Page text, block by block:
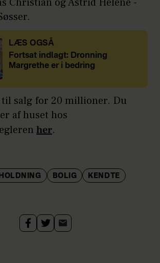
LÆS OGSÅ
Fortsat indlagt: Dronning
Margrethe er i bedring
til salg for 20 millioner. Du
af huset hos
her.
BOLIG KENDTE